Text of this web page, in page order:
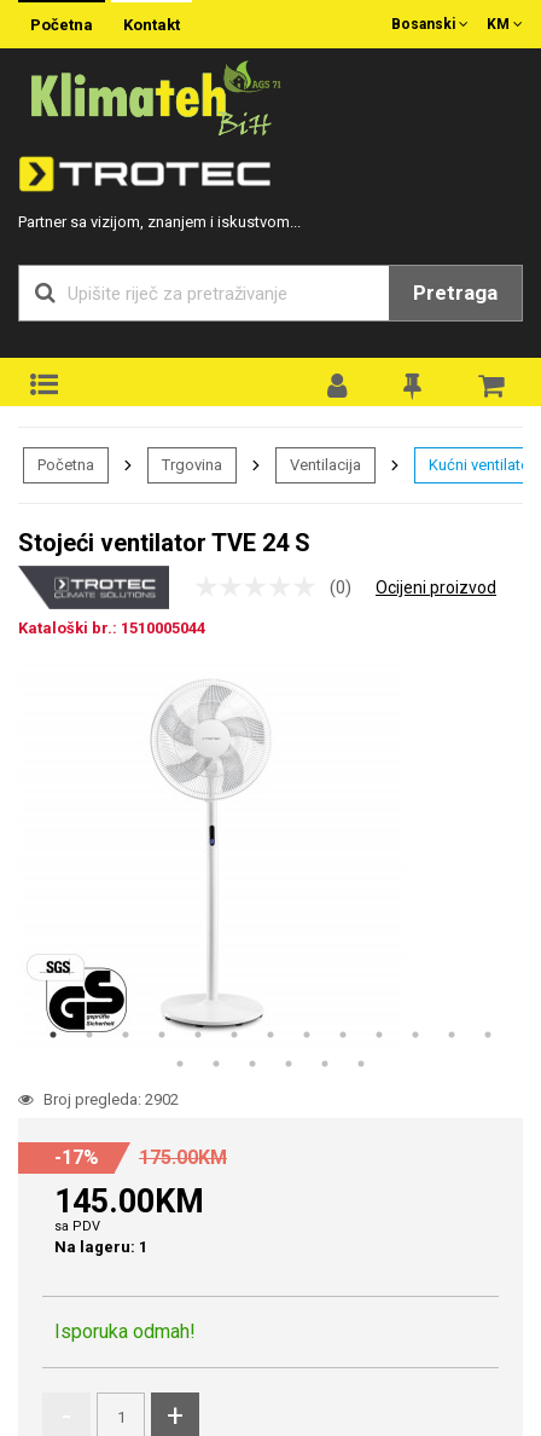
Početna Kontakt KM
Bosanski
Partner sa vizijom, znanjem i iskustvom...
Pretraga
Početna Trgovina Ventilacija Kućni ventilatori
Stojeći ventilator TVE 24 S
(0) Ocijeni proizvod
Kataloški br.: 1510005044
Broj pregleda: 2902
-17% 175.00KM
145.00KM
sa PDV
Na lageru: 1
Isporuka odmah!
+